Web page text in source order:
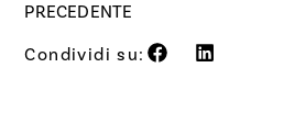
PRECEDENTE
Condividi su: